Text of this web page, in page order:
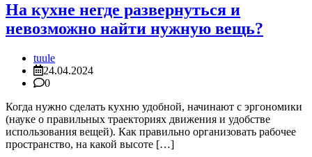
На кухне негде развернуться и
невозможно найти нужную вещь?
tuule
24.04.2024
0
Когда нужно сделать кухню удобной, начинают с эргономики
(науке о правильных траекториях движения и удобстве
использования вещей). Как правильно организовать рабочее
пространство, на какой высоте […]